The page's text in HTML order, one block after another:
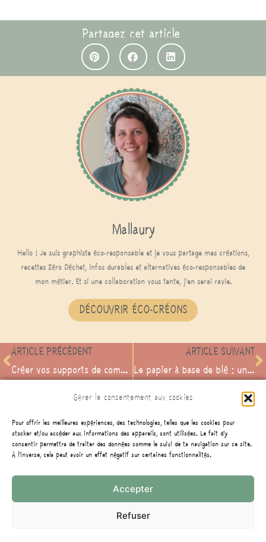
Gérer le consentement aux cookies
Pour offrir les meilleures expériences, des technologies, telles que les cookies pour
stocker et/ou accéder aux informations des appareils, sont utilisées. Le fait d'y
consentir permettra de traiter des données comme le suivi de ta navigation sur ce site.
À l'inverse, cela peut avoir un effet négatif sur certaines fonctionnalités.
Accepter
Refuser
Partagez cet article
Mallaury
Hello ! Je suis graphiste éco-responsable et je vous partage mes créations,
recettes Zéro Déchet, infos durables et alternatives éco-responsables de
mon métier. Et si une collaboration vous tente, j'en serai ravie.
DÉCOUVRIR ÉCO-CRÉONS
ARTICLE PRÉCÉDENT
Créer vos supports de communication avec le papier Crush Raisin !
ARTICLE SUIVANT
Le papier à base de blé : une belle alternative d’éco-conception
Retrouvez les articles rapidement